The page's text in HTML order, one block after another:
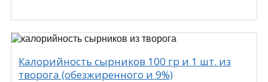
Калорийность сырников 100 гр и 1 шт. из
творога (обезжиренного и 9%)